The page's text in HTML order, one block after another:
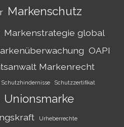
Markenschutz
Markenstrategie global
OAPI
Markenrecht
Schutzhindernisse Schutzzertifikat
Unionsmarke
Urheberrechte